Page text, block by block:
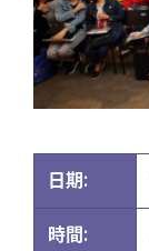
日期:
時間: